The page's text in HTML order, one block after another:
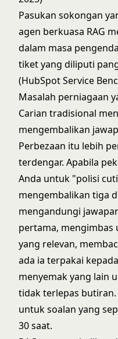
Pasukan sokongan
agen berkuasa RAG
dalam masa
tiket yang diliputi
(HubSpot Service
Masalah perniagaan
Carian tradisional
mengembalikan
Perbezaan itu lebih
terdengar. Apabila
Anda untuk "polisi
mengembalikan tiga
mengandungi
pertama, mengimbas
yang relevan,
ada ia terpakai
menyemak yang lain
tidak terlepas
untuk soalan yang
30 saat.